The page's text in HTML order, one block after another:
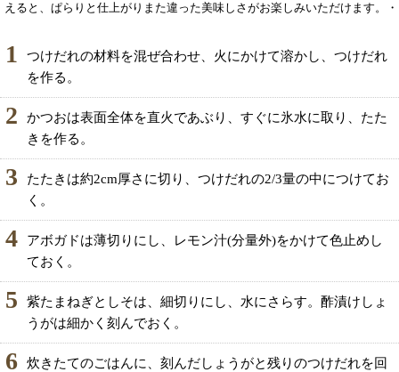
えると、ぱらりと仕上がりまた違った美味しさがお楽しみいただけます。・
1
つけだれの材料を混ぜ合わせ、火にかけて溶かし、つけだれ
を作る。
2
かつおは表面全体を直火であぶり、すぐに氷水に取り、たた
きを作る。
3
たたきは約2cm厚さに切り、つけだれの2/3量の中につけてお
く。
4
アボガドは薄切りにし、レモン汁(分量外)をかけて色止めし
ておく。
5
紫たまねぎとしそは、細切りにし、水にさらす。酢漬けしょ
うがは細かく刻んでおく。
6
炊きたてのごはんに、刻んだしょうがと残りのつけだれを回